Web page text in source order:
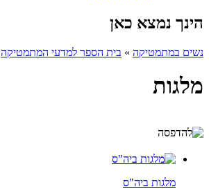
הינך נמצא כאן
נשים במתמטיקה » בית הספר למדעי המתמטיקה
מלגות
מלגות ביה"ס